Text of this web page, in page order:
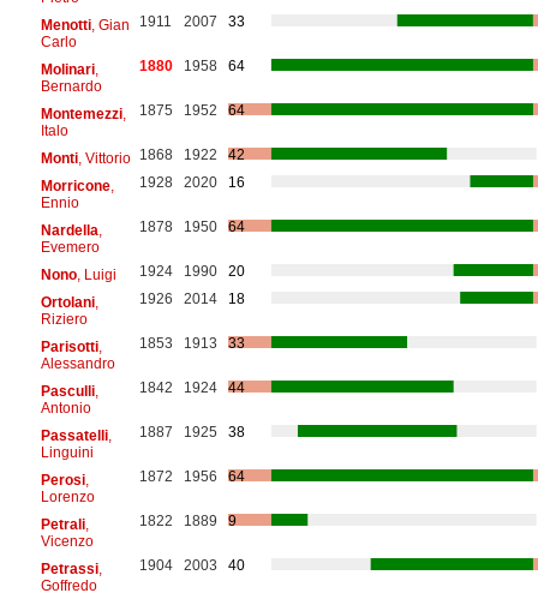
Menotti, Gian
Carlo
1911 2007 33
Molinari,
Bernardo
1880 1958 64
Montemezzi,
Italo
1875 1952 64
Monti, Vittorio 1868 1922
42
Morricone,
Ennio
1928 2020 16
Nardella
Evemero
1878 1950 64
Nono, Luigi 1924 1990
20
Ortolani,
Riziero
1926 2014 18
Parisotti,
Alessandro
1853 1913 33
Pasculli,
Antonio
1842 1924 44
Passatelli,
Linguini
1887 1925 38
Perosi,
Lorenzo
1872 1956 64
Petrali,
Vicenzo
1822 1889 9
Petrassi,
Goffredo
1904 2003 40